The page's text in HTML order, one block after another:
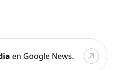
en Google News.